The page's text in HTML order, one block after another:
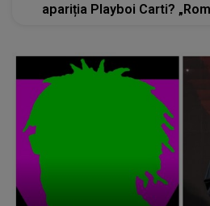
apariția Playboi Carti?